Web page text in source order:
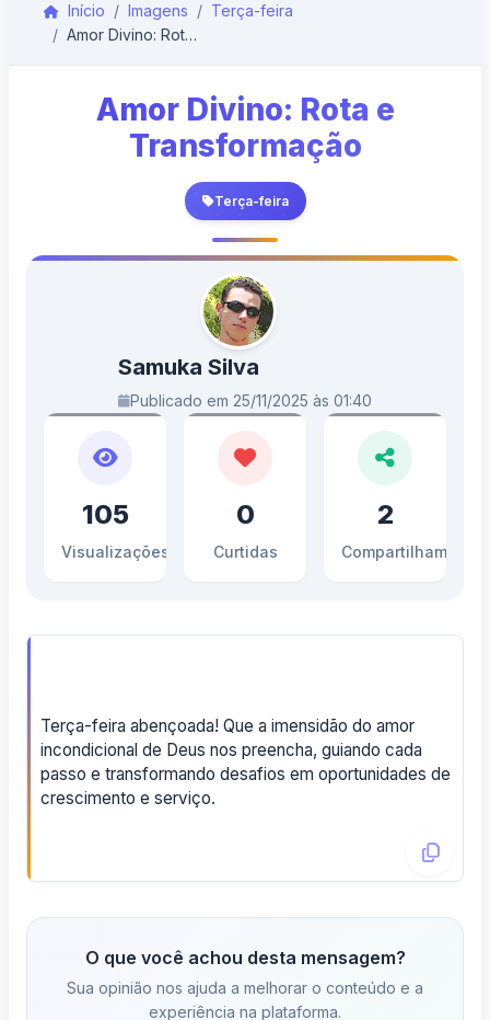
Início Imagens
Terça-feira
Amor Divino: Rota e Transformação
Amor Divino: Rota e
Transformação
Terça-feira
Samuka Silva
Publicado em 25/11/2025 às 01:40
105
Visualizações
0
Curtidas
2
Compartilhamentos
Terça-feira abençoada! Que a imensidão do amor
incondicional de Deus nos preencha, guiando cada
passo e transformando desafios em oportunidades de
crescimento e serviço.
O que você achou desta mensagem?
Sua opinião nos ajuda a melhorar o conteúdo e a
experiência na plataforma.